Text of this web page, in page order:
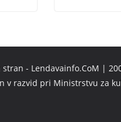
- Lendavainfo.CoM |
v razvid pri Ministrstvu za